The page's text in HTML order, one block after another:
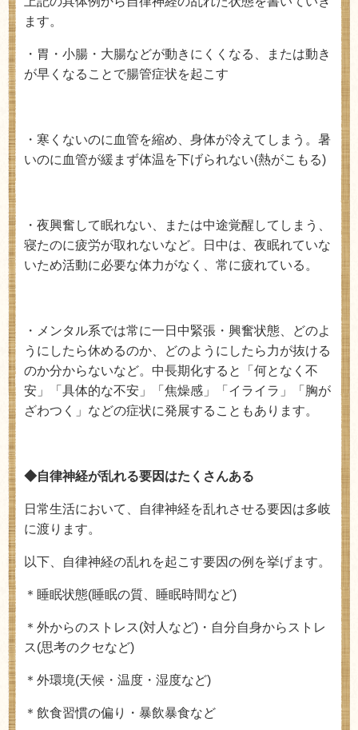
ます。
・胃・小腸・大腸などが動きにくくなる、または動き
が早くなることで腸管症状を起こす
・寒くないのに血管を縮め、身体が冷えてしまう。暑
いのに血管が緩まず体温を下げられない(熱がこもる)
・夜興奮して眠れない、または中途覚醒してしまう、
寝たのに疲労が取れないなど。日中は、夜眠れていな
いため活動に必要な体力がなく、常に疲れている。
・メンタル系では常に一日中緊張・興奮状態、どのよ
うにしたら休めるのか、どのようにしたら力が抜ける
のか分からないなど。中長期化すると「何となく不
安」「具体的な不安」「焦燥感」「イライラ」「胸が
ざわつく」などの症状に発展することもあります。
◆自律神経が乱れる要因はたくさんある
日常生活において、自律神経を乱れさせる要因は多岐
に渡ります。
以下、自律神経の乱れを起こす要因の例を挙げます。
＊睡眠状態(睡眠の質、睡眠時間など)
＊外からのストレス(対人など) ・自分自身からストレ
ス(思考のクセなど)
＊外環境(天候・温度・湿度など)
＊飲食習慣の偏り・暴飲暴食など